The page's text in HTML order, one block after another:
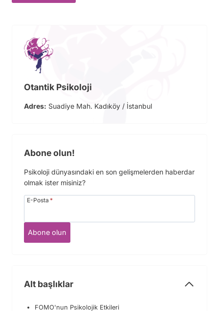
Otantik Psikoloji
Adres: Suadiye Mah. Kadıköy / İstanbul
Abone olun!
Psikoloji dünyasındaki en son gelişmelerden haberdar
olmak ister misiniz?
E-Posta *
Abone olun
Alt başlıklar
FOMO'nun Psikolojik Etkileri